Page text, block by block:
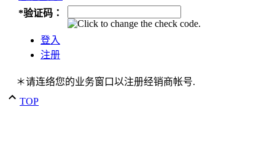
*验证码：
登入
注册
＊请连络您的业务窗口以注册经销商帐号.
TOP